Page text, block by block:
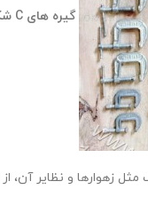
گیره های C شکل:
زهوارها و نظایر آن،